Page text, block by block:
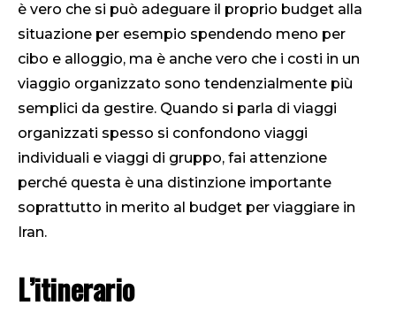
è vero che si può adeguare il proprio budget alla
situazione per esempio spendendo meno per
cibo e alloggio, ma è anche vero che i costi in un
viaggio organizzato sono tendenzialmente più
semplici da gestire. Quando si parla di viaggi
organizzati spesso si confondono viaggi
individuali e viaggi di gruppo, fai attenzione
perché questa è una distinzione importante
soprattutto in merito al budget per viaggiare in
Iran.
L’itinerario